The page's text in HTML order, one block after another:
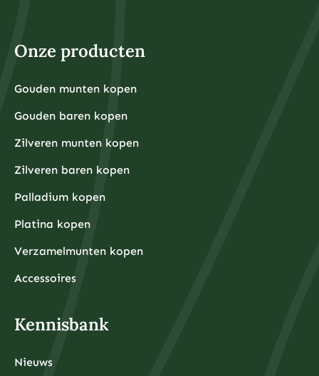
Onze producten
Gouden munten kopen
Gouden baren kopen
Zilveren munten kopen
Zilveren baren kopen
Palladium kopen
Platina kopen
Verzamelmunten kopen
Accessoires
Kennisbank
Nieuws